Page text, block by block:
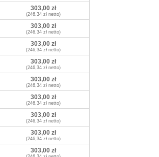
303,00 zł
(246,34 zł netto)
303,00 zł
(246,34 zł netto)
303,00 zł
(246,34 zł netto)
303,00 zł
(246,34 zł netto)
303,00 zł
(246,34 zł netto)
303,00 zł
(246,34 zł netto)
303,00 zł
(246,34 zł netto)
303,00 zł
(246,34 zł netto)
303,00 zł